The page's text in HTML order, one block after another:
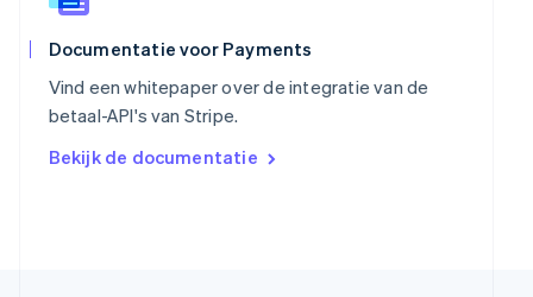
Documentatie voor Payments
Vind een whitepaper over de integratie van de
betaal-API's van Stripe.
Bekijk de documentatie
Tsjechië
Vasteland van China
简体中文English
English